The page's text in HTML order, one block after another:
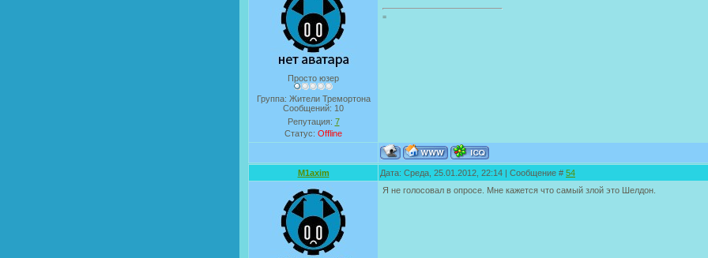
Просто юзер
Группа: Жители Тремортона
Сообщений: 10
Репутация: 7
Статус: Offline
=
M1axim Дата: Среда, 25.01.2012, 22:14 | Сообщение # 54
Я не голосовал в опросе. Мне кажется что самый злой это Шелдон.